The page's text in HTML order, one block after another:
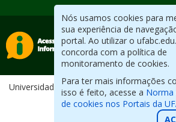
Nós usamos cookies para
sua experiência de
portal. Ao utilizar o
concorda com a política de
monitoramento de cookies.
Para ter mais informações
isso é feito, acesse a Norma
de cookies nos Portais da
Universidade Federal do ABC.
aberto.